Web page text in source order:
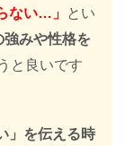
ない…」 とい
みや性格を
と良いです
」を伝える時